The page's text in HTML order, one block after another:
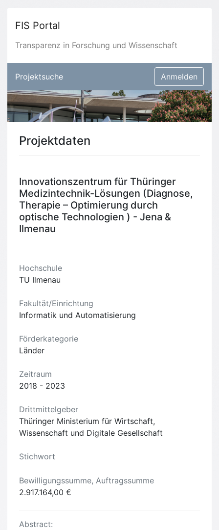
FIS Portal
Transparenz in Forschung und Wissenschaft
Projektsuche Anmelden
Projektdaten
Innovationszentrum für Thüringer
Medizintechnik-Lösungen (Diagnose,
Therapie – Optimierung durch
optische Technologien ) - Jena &
Ilmenau
Hochschule
TU Ilmenau
Fakultät/Einrichtung
Informatik und Automatisierung
Förderkategorie
Länder
Zeitraum
2018 - 2023
Drittmittelgeber
Thüringer Ministerium für Wirtschaft,
Wissenschaft und Digitale Gesellschaft
Stichwort
Bewilligungssumme, Auftragssumme
2.917.164,00 €
Abstract: